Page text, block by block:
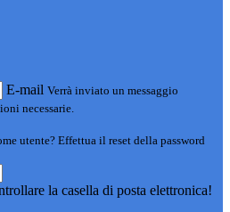
E-mail Verrà inviato un messaggio
necessarie.
utente? Effettua il reset della password
la casella di posta elettronica!